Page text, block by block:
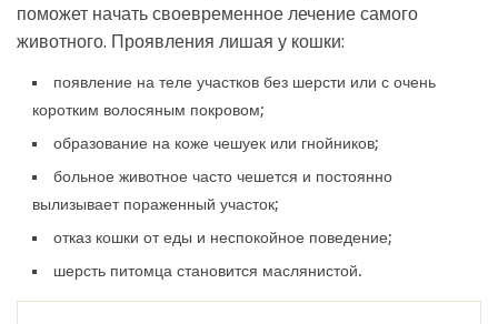
поможет начать своевременное лечение самого
животного. Проявления лишая у кошки:
появление на теле участков без шерсти или с очень
коротким волосяным покровом;
образование на коже чешуек или гнойников;
больное животное часто чешется и постоянно
вылизывает пораженный участок;
отказ кошки от еды и неспокойное поведение;
шерсть питомца становится маслянистой.